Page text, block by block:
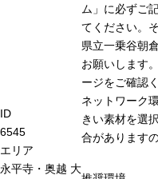
ID
6545
エリア
永平寺・奥越 大
ム」に必ずご
てください。
県立一乗谷朝
お願いします
ージをご確認
ネットワーク
きい素材を選
合があります